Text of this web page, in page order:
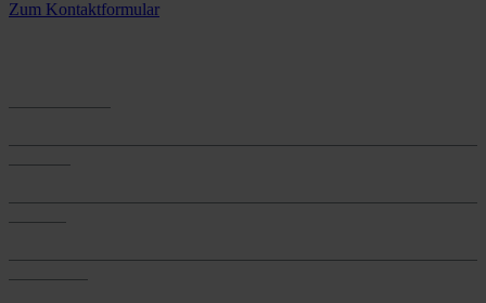
Zum Kontaktformular